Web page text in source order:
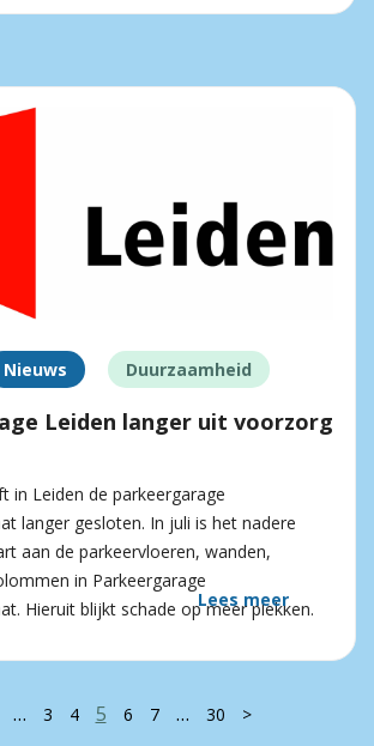
Nieuws Duurzaamheid
Leiden langer uit voorzorg
in Leiden de parkeergarage
langer gesloten. In juli is het nadere
aan de parkeervloeren, wanden,
in Parkeergarage
Hieruit blijkt schade op meer plekken.
Lees meer
… 3 4 5 6 7 … 30 >